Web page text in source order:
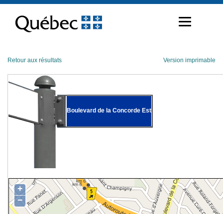
contenu
Retour aux résultats Version imprimable
Boulevard de la Concorde Est
+
−